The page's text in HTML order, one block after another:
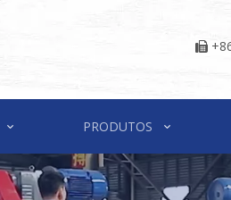

PRODUTOS